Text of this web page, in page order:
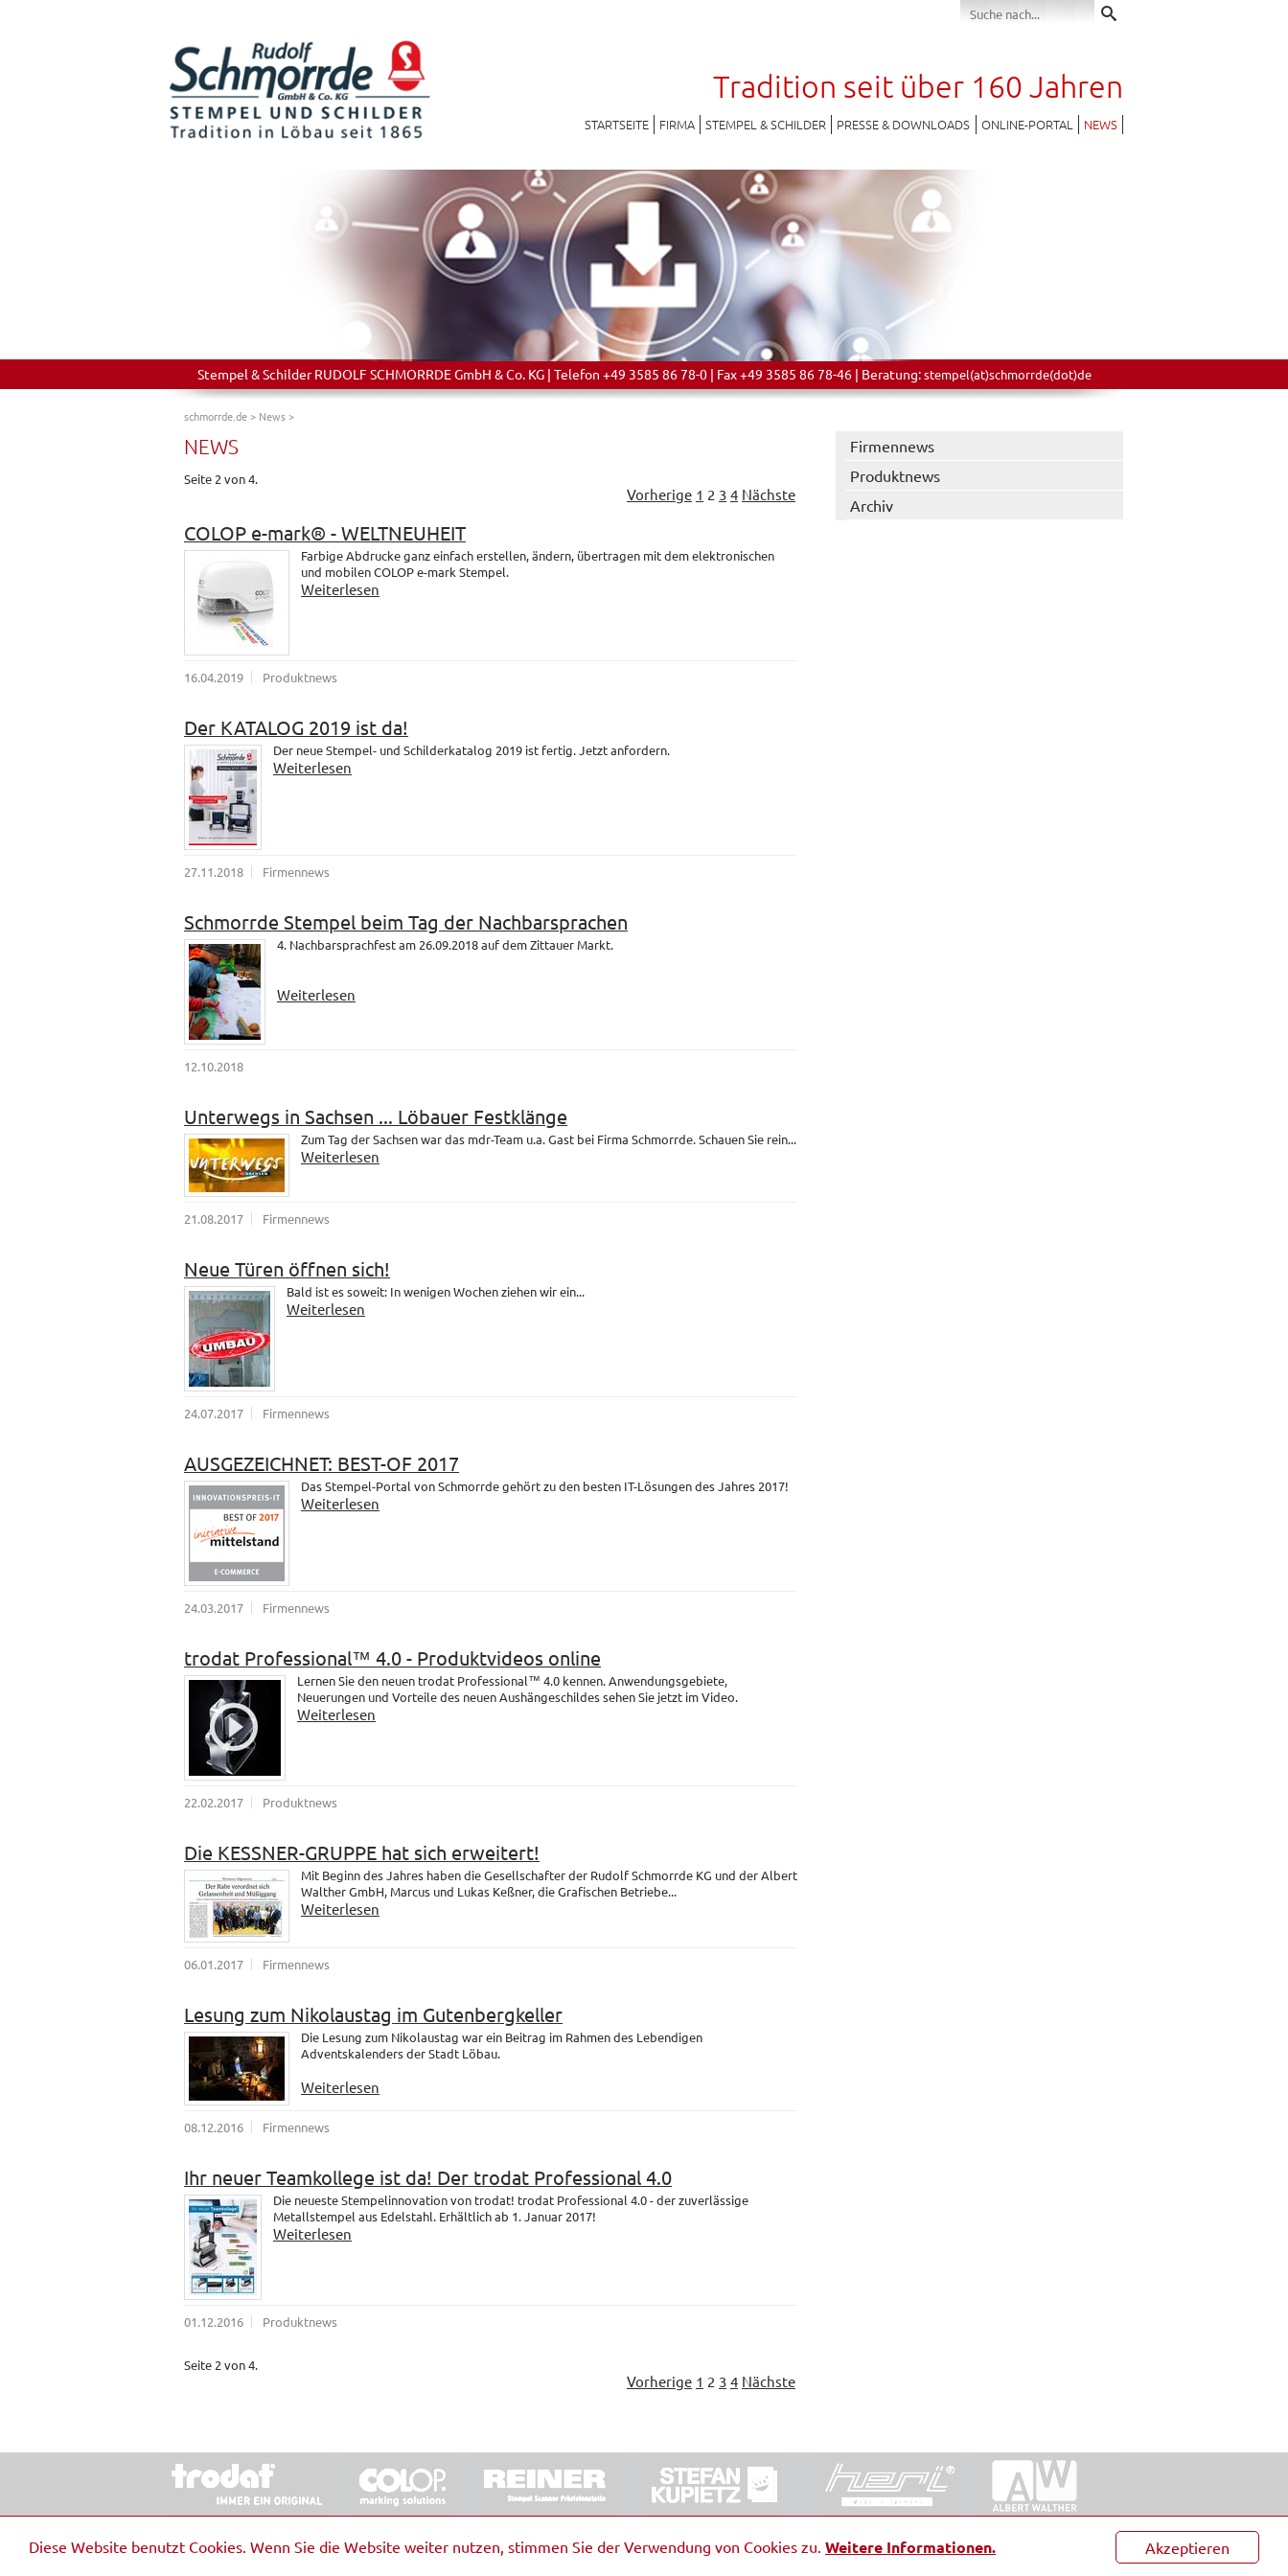
Akzeptieren
Diese Website benutzt Cookies. Wenn Sie die Website weiter nutzen, stimmen Sie der Verwendung von Cookies zu. Weitere Informationen.
Tradition seit über 160 Jahren
STARTSEITE FIRMA STEMPEL & SCHILDER PRESSE & DOWNLOADS ONLINE-PORTAL NEWS
Stempel & Schilder RUDOLF SCHMORRDE GmbH & Co. KG | Telefon +49 3585 86 78-0 | Fax +49 3585 86 78-46 | Beratung:stempel(at)schmorrde(dot)de
schmorrde.de> News>
NEWS
Seite 2 von 4.
Vorherige 1 2 3 4 Nächste
COLOP e-mark® - WELTNEUHEIT
Farbige Abdrucke ganz einfach erstellen, ändern, übertragen mit dem elektronischen
und mobilen COLOP e-mark Stempel.
Weiterlesen
16.04.2019 Produktnews
Der KATALOG 2019 ist da!
Der neue Stempel- und Schilderkatalog 2019 ist fertig. Jetzt anfordern.
Weiterlesen
27.11.2018 Firmennews
Schmorrde Stempel beim Tag der Nachbarsprachen
4. Nachbarsprachfest am 26.09.2018 auf dem Zittauer Markt.
Weiterlesen
12.10.2018
Unterwegs in Sachsen ... Löbauer Festklänge
Zum Tag der Sachsen war das mdr-Team u.a. Gast bei Firma Schmorrde. Schauen Sie rein...
Weiterlesen
21.08.2017 Firmennews
Neue Türen öffnen sich!
Bald ist es soweit: In wenigen Wochen ziehen wir ein...
Weiterlesen
24.07.2017 Firmennews
AUSGEZEICHNET: BEST-OF 2017
Das Stempel-Portal von Schmorrde gehört zu den besten IT-Lösungen des Jahres 2017!
Weiterlesen
24.03.2017 Firmennews
trodat Professional™ 4.0 - Produktvideos online
Lernen Sie den neuen trodat Professional™ 4.0 kennen. Anwendungsgebiete,
Neuerungen und Vorteile des neuen Aushängeschildes sehen Sie jetzt im Video.
Weiterlesen
22.02.2017 Produktnews
Die KESSNER-GRUPPE hat sich erweitert!
Mit Beginn des Jahres haben die Gesellschafter der Rudolf Schmorrde KG und der Albert
Walther GmbH, Marcus und Lukas Keßner, die Grafischen Betriebe...
Weiterlesen
06.01.2017 Firmennews
Lesung zum Nikolaustag im Gutenbergkeller
Die Lesung zum Nikolaustag war ein Beitrag im Rahmen des Lebendigen
Adventskalenders der Stadt Löbau.
Weiterlesen
08.12.2016 Firmennews
Ihr neuer Teamkollege ist da! Der trodat Professional 4.0
Die neueste Stempelinnovation von trodat! trodat Professional 4.0 - der zuverlässige
Metallstempel aus Edelstahl. Erhältlich ab 1. Januar 2017!
Weiterlesen
01.12.2016 Produktnews
Seite 2 von 4.
Vorherige 1 2 3 4 Nächste
Firmennews
Produktnews
Archiv
© 2026 Stempel & Schilder RUDOLF SCHMORRDE GmbH & Co. KG Impressum Barrierefreiheit Kontakt Datenschutz